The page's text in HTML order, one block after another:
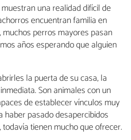
una realidad difícil de
encuentran familia en
perros mayores pasan
años esperando que alguien
la puerta de su casa, la
Son animales con un
de establecer vínculos muy
haber pasado desapercibidos
tienen mucho que ofrecer.